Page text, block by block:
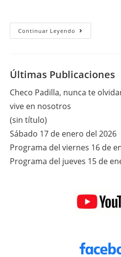
Continuar Leyendo Domingo
1
Últimas Publicaciones
Checo Padilla, nunca te
vive en nosotros
(sin título)
Sábado 17 de enero del 2026
Programa del viernes 16 de
Programa del jueves 15 de